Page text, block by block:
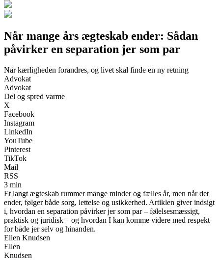
Når mange års ægteskab ender: Sådan
påvirker en separation jer som par
Når kærligheden forandres, og livet skal finde en ny retning
Advokat
Advokat
Del og spred varme
X
Facebook
Instagram
LinkedIn
YouTube
Pinterest
TikTok
Mail
RSS
3 min
Et langt ægteskab rummer mange minder og fælles år, men når det
ender, følger både sorg, lettelse og usikkerhed. Artiklen giver indsigt
i, hvordan en separation påvirker jer som par – følelsesmæssigt,
praktisk og juridisk – og hvordan I kan komme videre med respekt
for både jer selv og hinanden.
Ellen Knudsen
Ellen
Knudsen